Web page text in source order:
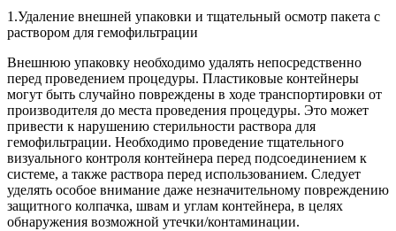
1.Удаление внешней упаковки и тщательный осмотр пакета с
раствором для гемофильтрации
Внешнюю упаковку необходимо удалять непосредственно
перед проведением процедуры. Пластиковые контейнеры
могут быть случайно повреждены в ходе транспортировки от
производителя до места проведения процедуры. Это может
привести к нарушению стерильности раствора для
гемофильтрации. Необходимо проведение тщательного
визуального контроля контейнера перед подсоединением к
системе, а также раствора перед использованием. Следует
уделять особое внимание даже незначительному повреждению
защитного колпачка, швам и углам контейнера, в целях
обнаружения возможной утечки/контаминации.